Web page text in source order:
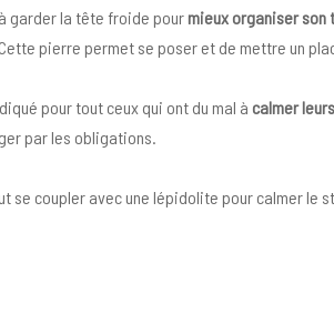
garder la tête froide pourmieux organiser son
pierre permet se poser et de mettre un
pour tout ceux qui ont du mal à calmer
par les obligations.
se coupler avec une lépidolite pour calmer le